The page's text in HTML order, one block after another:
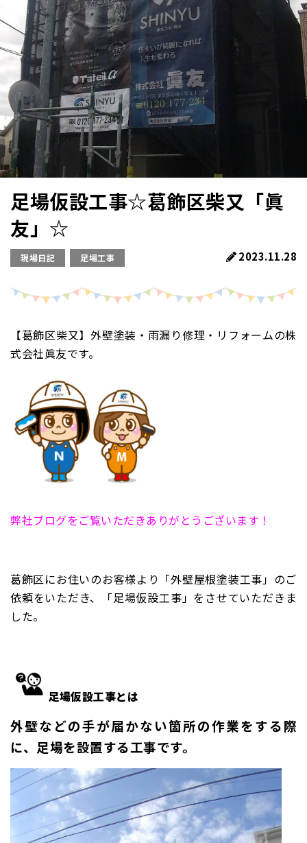
足場仮設工事☆葛飾区柴又「眞
友」☆
現場日記 足場工事 2023.11.28
【葛飾区柴又】外壁塗装・雨漏り修理・リフォームの株
式会社眞友です。
弊社ブログをご覧いただきありがとうございます！
葛飾区にお住いのお客様より「外壁屋根塗装工事」のご
依頼をいただき、「足場仮設工事」をさせていただきま
した。
足場仮設工事とは
外壁などの手が届かない箇所の作業をする際
に、足場を設置する工事です。